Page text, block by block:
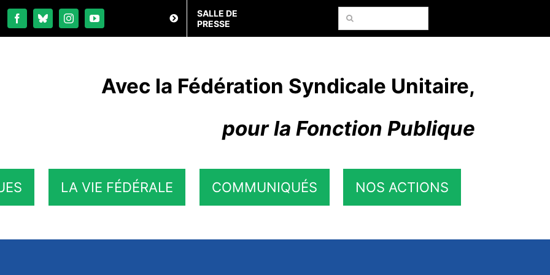
SALLE DE
PRESSE
Rechercher:
Avec la Fédération Syndicale Unitaire,
pour la Fonction Publique
LA VIE FÉDÉRALE COMMUNIQUÉS NOS ACTIONS